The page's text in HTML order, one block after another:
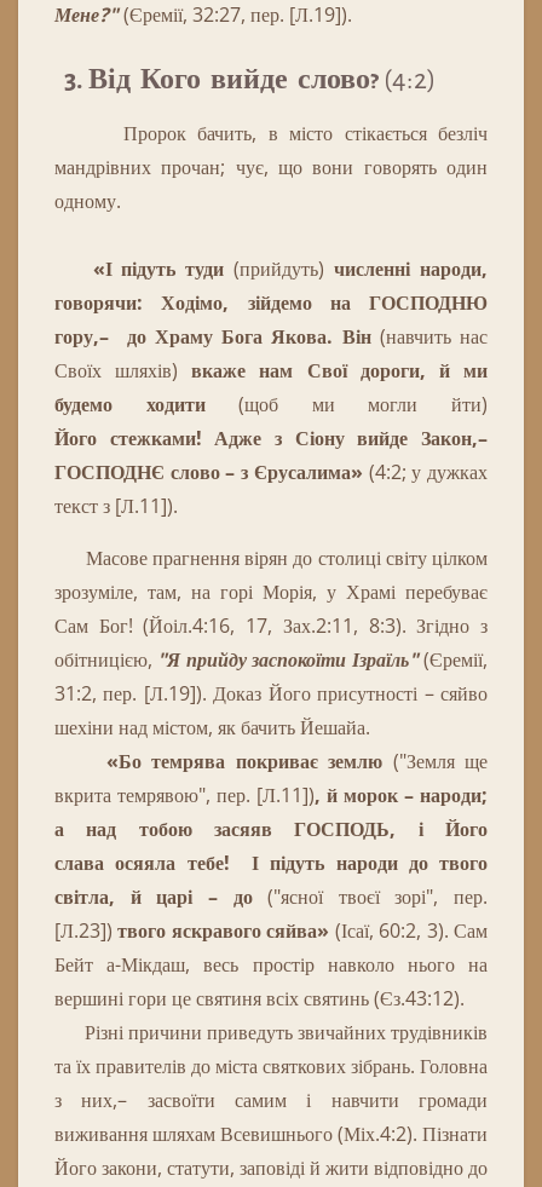
Мене?"(Єремії, 32:27, пер. [Л.19]).
3. Від Кого вийде слово?(4:2)
Пророк бачить, в місто стікається безліч
мандрівних прочан; чує, що вони говорять один
одному.
«І підуть туди(прийдуть)численні народи,
говорячи: Ходімо,
зійдемо на ГОСПОДНЮ
гору,– до Храму Бога Якова. Він(навчить нас
Своїх шляхів)вкаже нам Свої дороги, й ми
будемо ходити(щоб ми могли йти)
Його стежками! Адже з Сіону вийде Закон,–
ГОСПОДНЄ слово – з Єрусалима» (4:2; у дужках
текст з [Л.11]).
Масове прагнення вірян до столиці світу цілком
зрозуміле, там, на горі Морія, у Храмі перебуває
Сам Бог! (Йоіл.4:16, 17, Зах.2:11, 8:3). Згідно з
обітницією, "Я прийду заспокоїти Ізраїль"(Єремії,
31:2, пер. [Л.19]). Доказ Його присутності – сяйво
шехіни над містом, як бачить Йешайа.
«Бо темрява покриває землю ("Земля ще
вкрита темрявою", пер. [Л.11]), й морок – народи;
а над тобою засяяв ГОСПОДЬ, і Його
славаосяяла тебе!
І підуть народи до твого
світла, й царі – до("ясної твоєї зорі", пер.
[Л.23])твого яскравого сяйва» (Ісаї, 60:2, 3). Сам
Бейт а-Мікдаш, весь простір навколо нього на
вершині гори це святиня всіх святинь (Єз.43:12).
Різні причини приведуть звичайних трудівників
та їхправителів до міста святкових зібрань. Головна
з
них,– засвоїти самим і навчити
громади
виживанняшляхамВсевишнього(Міх.4:2). Пізнати
Його закони, статути, заповіді й жити відповідно до